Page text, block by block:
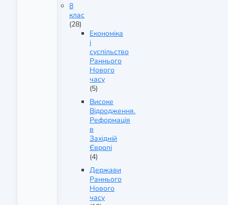
8
клас
(28)
Економіка
і
суспільство
Раннього
Нового
часу
(5)
Високе
Відродження.
Реформація
в
Західній
Європі
(4)
Держави
Раннього
Нового
часу